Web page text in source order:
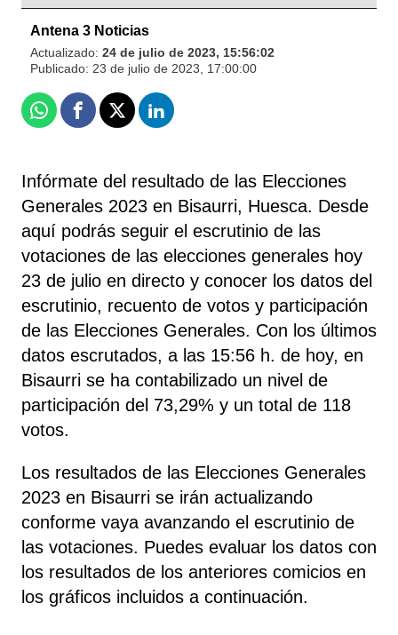
Antena 3 Noticias
Actualizado: 24 de julio de 2023, 15:56:02
Publicado: 23 de julio de 2023, 17:00:00
WhatsappFacebook
X Linkedin
Infórmate del resultado de las Elecciones
Generales 2023 en Bisaurri, Huesca. Desde
aquí podrás seguir el escrutinio de las
votaciones de las elecciones generales hoy
23 de julio en directo y conocer los datos del
escrutinio, recuento de votos y participación
de las Elecciones Generales. Con los últimos
datos escrutados, a las 15:56 h. de hoy, en
Bisaurri se ha contabilizado un nivel de
participación del 73,29% y un total de 118
votos.
Los resultados de las Elecciones Generales
2023 en Bisaurri se irán actualizando
conforme vaya avanzando el escrutinio de
las votaciones. Puedes evaluar los datos con
los resultados de los anteriores comicios en
los gráficos incluidos a continuación.